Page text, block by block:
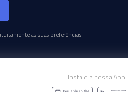
as suas preferências.
Instale a nossa App